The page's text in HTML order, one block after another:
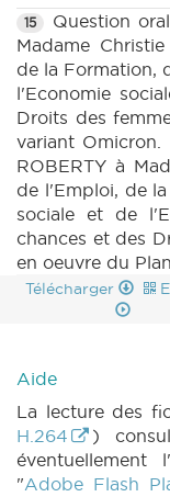
15
Question
Madame
de la Formation,
l'Economie
Droits des
variant Omicron.
ROBERTY à
de l'Emploi, de
sociale et de
chances et des
en oeuvre du
Télécharger
Aide
La lecture des
H.264
)
"Adobe Flash